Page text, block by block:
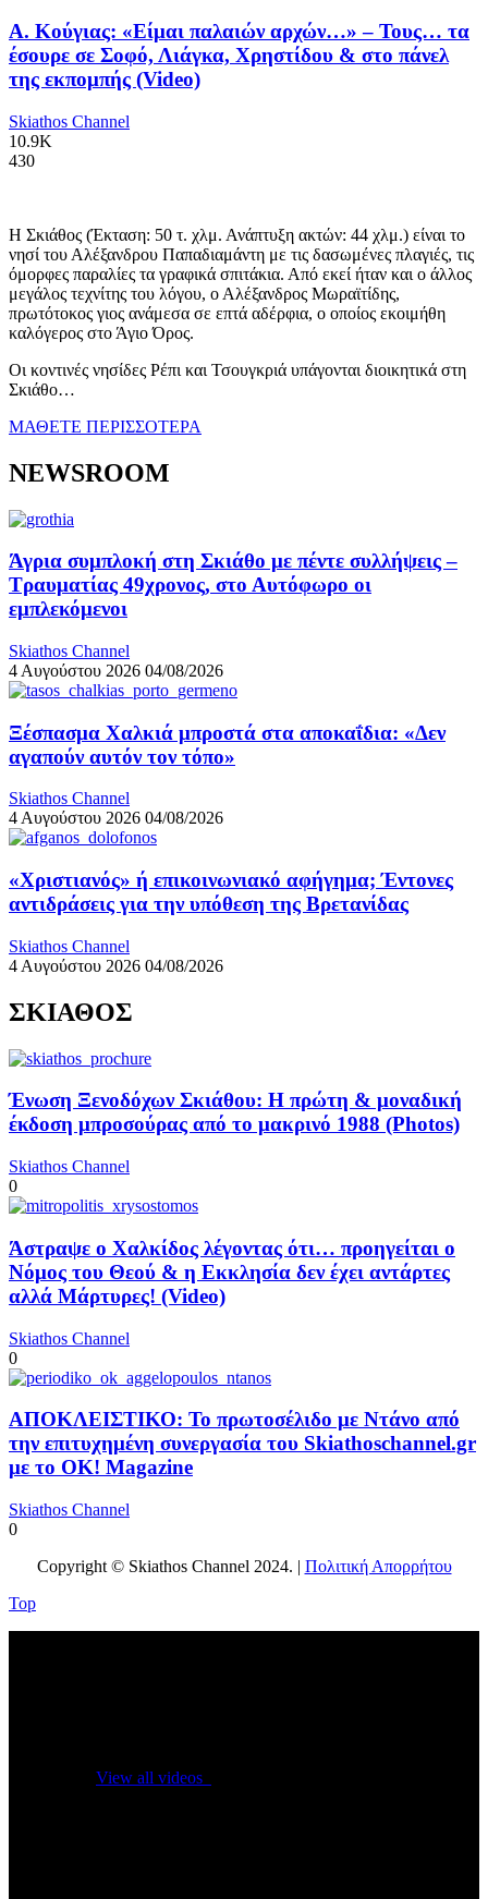
Α. Κούγιας: «Είμαι παλαιών αρχών…» – Τους… τα
έσουρε σε Σοφό, Λιάγκα, Χρηστίδου & στο πάνελ
της εκπομπής (Video)
Skiathos Channel
10.9K
430
Η Σκιάθος (Έκταση: 50 τ. χλμ. Ανάπτυξη ακτών: 44 χλμ.) είναι το
νησί του Αλέξανδρου Παπαδιαμάντη με τις δασωμένες πλαγιές, τις
όμορφες παραλίες τα γραφικά σπιτάκια. Από εκεί ήταν και ο άλλος
μεγάλος τεχνίτης του λόγου, ο Αλέξανδρος Μωραϊτίδης,
πρωτότοκος γιος ανάμεσα σε επτά αδέρφια, ο οποίος εκοιμήθη
καλόγερος στο Άγιο Όρος.
Οι κοντινές νησίδες Ρέπι και Τσουγκριά υπάγονται διοικητικά στη
Σκιάθο…
ΜΑΘΕΤΕ ΠΕΡΙΣΣΟΤΕΡΑ
NEWSROOM
Άγρια συμπλοκή στη Σκιάθο με πέντε συλλήψεις –
Τραυματίας 49χρονος, στο Αυτόφωρο οι
εμπλεκόμενοι
Skiathos Channel
4 Αυγούστου 2026 04/08/2026
Ξέσπασμα Χαλκιά μπροστά στα αποκαΐδια: «Δεν
αγαπούν αυτόν τον τόπο»
Skiathos Channel
4 Αυγούστου 2026 04/08/2026
«Χριστιανός» ή επικοινωνιακό αφήγημα; Έντονες
αντιδράσεις για την υπόθεση της Βρετανίδας
Skiathos Channel
4 Αυγούστου 2026 04/08/2026
ΣΚΙΑΘΟΣ
Ένωση Ξενοδόχων Σκιάθου: Η πρώτη & μοναδική
έκδοση μπροσούρας από το μακρινό 1988 (Photos)
Skiathos Channel
0
Άστραψε ο Χαλκίδος λέγοντας ότι… προηγείται ο
Νόμος του Θεού & η Εκκλησία δεν έχει αντάρτες
αλλά Μάρτυρες! (Video)
Skiathos Channel
0
ΑΠΟΚΛΕΙΣΤΙΚΟ: Το πρωτοσέλιδο με Ντάνο από
την επιτυχημένη συνεργασία του Skiathoschannel.gr
με το OK! Magazine
Skiathos Channel
0
Copyright © Skiathos Channel 2024. | Πολιτική Απορρήτου
Top
View all videos